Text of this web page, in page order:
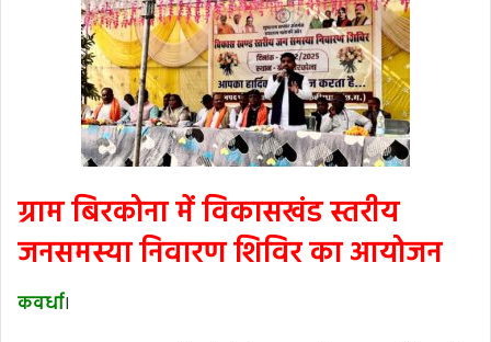
ग्राम बिरकोना में विकासखंड स्तरीय
जनसमस्या निवारण शिविर का आयोजन
कवर्धा।